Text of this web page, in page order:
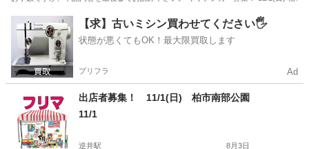
千葉 柏市 逆井駅 フリーマーケット キッチンカー
【求】古いミシン買わせてください🖐️
状態が悪くてもOK！最大限買取します
プリフラ Ad
出店者募集！ 11/1(日) 柏市南部公園
11/1
逆井駅 8月3日